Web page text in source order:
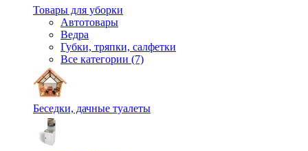
Товары для уборки
Автотовары
Ведра
Губки, тряпки, салфетки
Все категории (7)
Беседки, дачные туалеты